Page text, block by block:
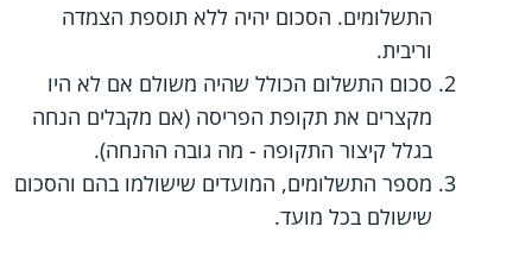
התשלומים. הסכום יהיה ללא תוספת הצמדה
וריבית.
סכום התשלום הכולל שהיה משולם אם לא היו
מקצרים את תקופת הפריסה (אם מקבלים הנחה
בגלל קיצור התקופה - מה גובה ההנחה).
מספר התשלומים, המועדים שישולמו בהם והסכום
שישולם בכל מועד.